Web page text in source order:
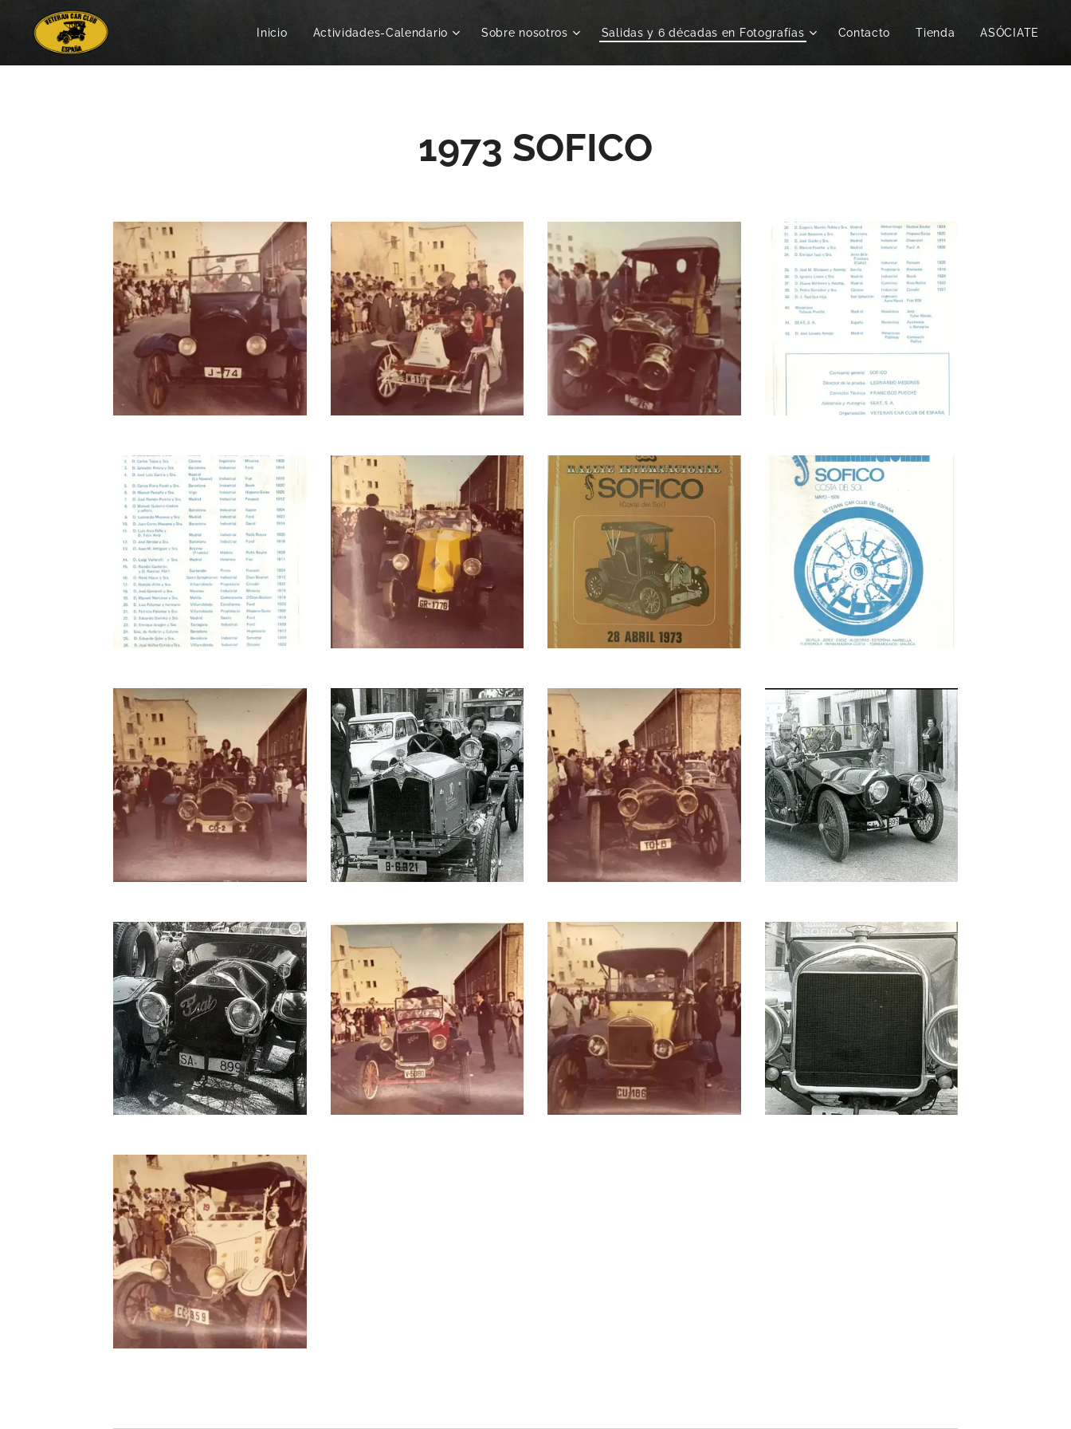
Inicio Actividades-Calendario Sobre nosotros Salidas y 6 décadas en Fotografías Contacto Tienda ASÓCIATE
1973 SOFICO